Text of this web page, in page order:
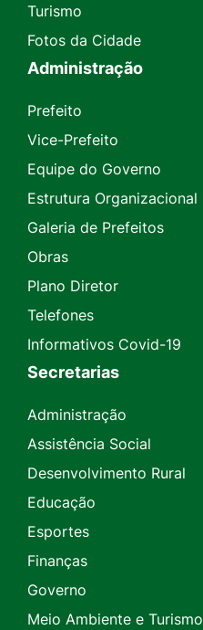
Turismo
Fotos da Cidade
Administração
Prefeito
Vice-Prefeito
Equipe do Governo
Estrutura Organizacional
Galeria de Prefeitos
Obras
Plano Diretor
Telefones
Informativos Covid-19
Secretarias
Administração
Assistência Social
Desenvolvimento Rural
Educação
Esportes
Finanças
Governo
Meio Ambiente e Turismo